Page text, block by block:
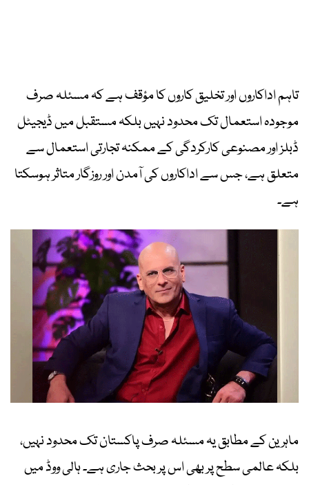
تاہم اداکاروں اور تخلیق کاروں کا مؤقف ہے کہ مسئلہ صرف
موجودہ استعمال تک محدود نہیں بلکہ مستقبل میں ڈیجیٹل
ڈبلز اور مصنوعی کارکردگی کے ممکنہ تجارتی استعمال سے
متعلق ہے، جس سے اداکاروں کی آمدن اور روزگار متاثر ہوسکتا
ہے۔
ماہرین کے مطابق یہ مسئلہ صرف پاکستان تک محدود نہیں،
بلکہ عالمی سطح پر بھی اس پر بحث جاری ہے۔ ہالی ووڈ میں